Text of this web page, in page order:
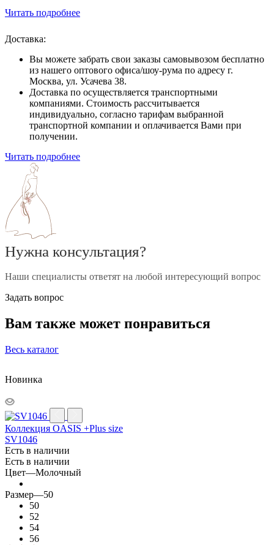
Читать подробнее
Доставка:
Вы можете забрать свои заказы самовывозом бесплатно
из нашего оптового офиса/шоу-рума по адресу г.
Москва, ул. Усачева 38.
Доставка по осуществляется транспортными
компаниями. Стоимость рассчитывается
индивидуально, согласно тарифам выбранной
транспортной компании и оплачивается Вами при
получении.
Читать подробнее
Нужна консультация?
Наши специалисты ответят на любой интересующий вопрос
Задать вопрос
Вам также может понравиться
Весь каталог
Новинка
Коллекция OASIS +Plus size
SV1046
Есть в наличии
Есть в наличии
Цвет—Молочный
Размер—50
50
52
54
56